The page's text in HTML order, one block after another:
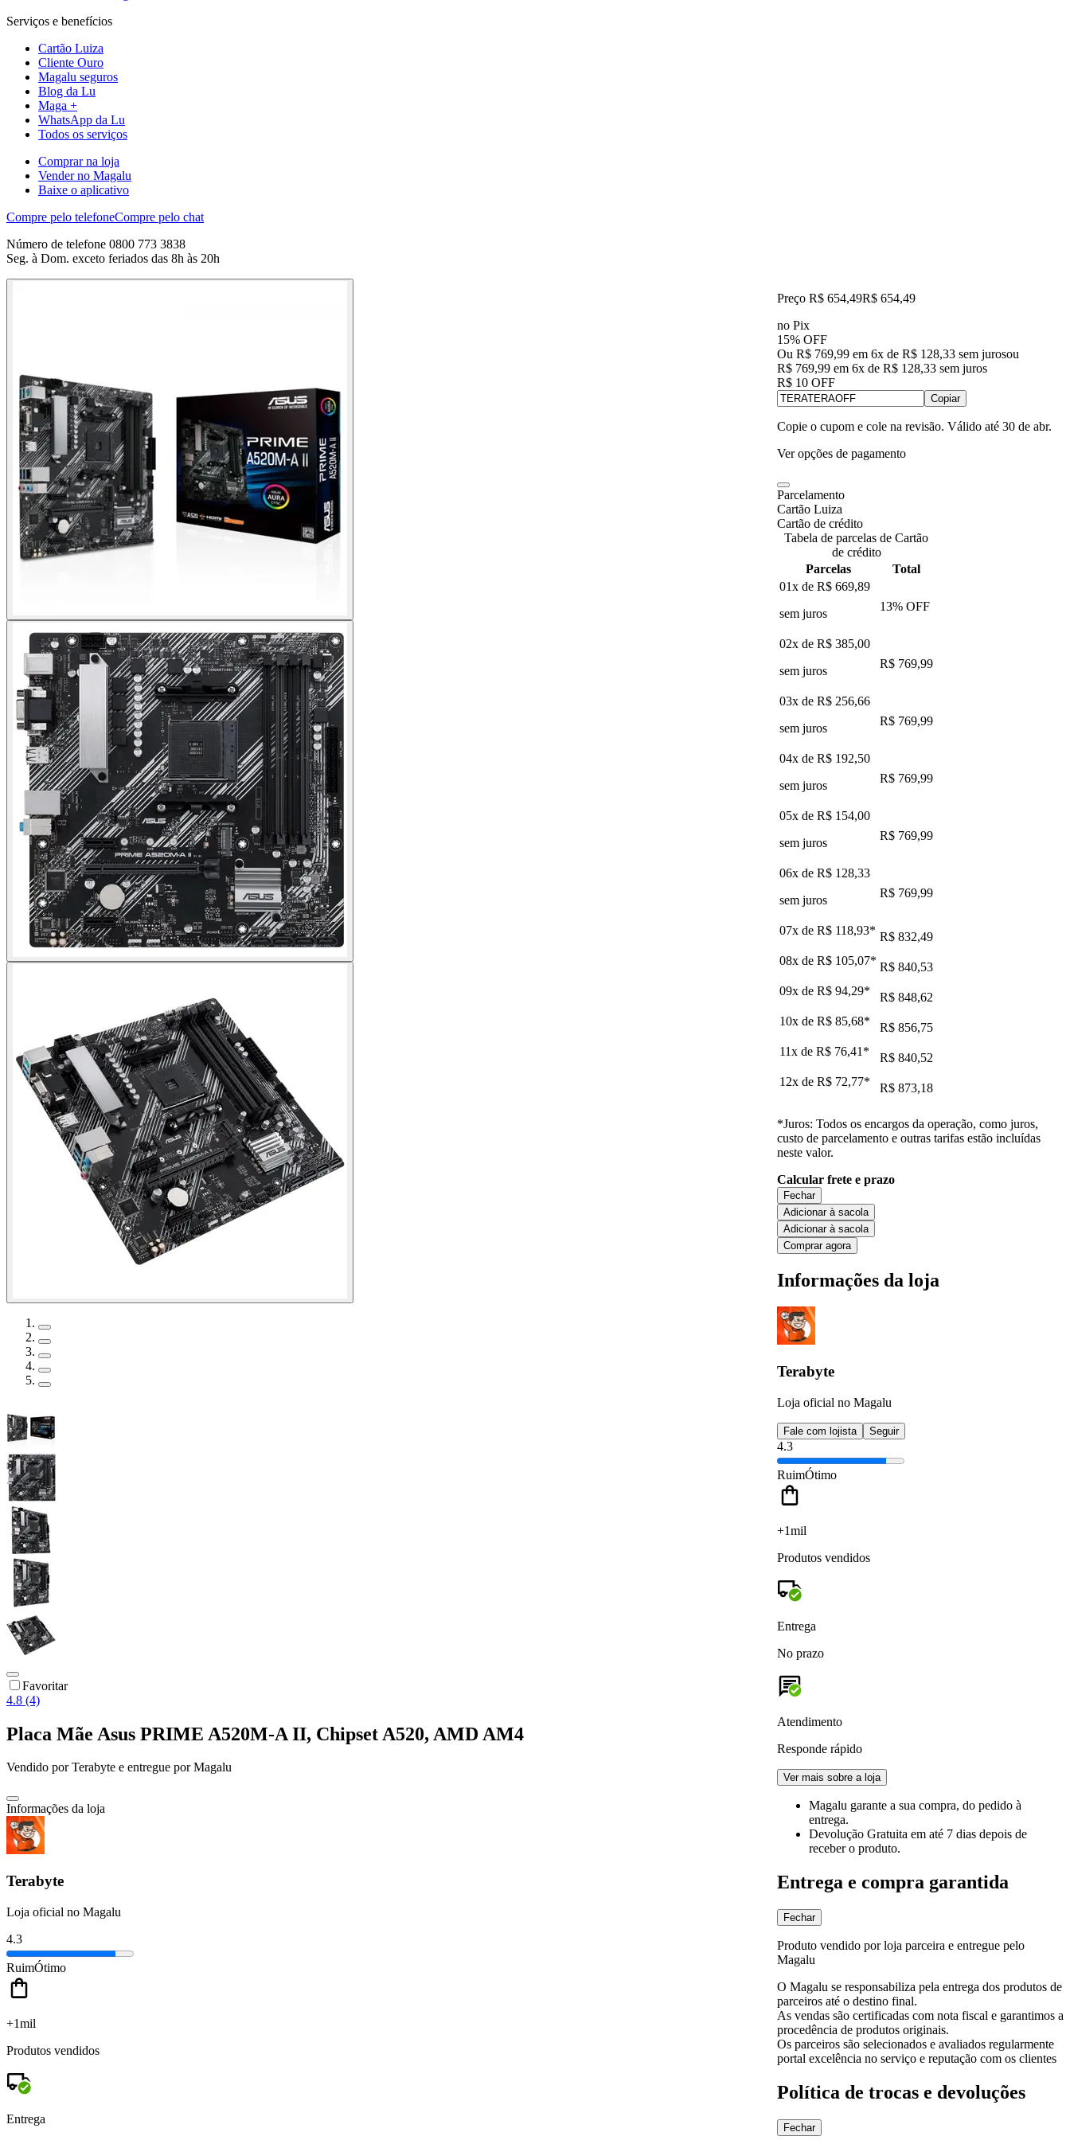
Serviços e benefícios
Cartão Luiza
Cliente Ouro
Magalu seguros
Blog da Lu
Maga +
WhatsApp da Lu
Todos os serviços
Comprar na loja
Vender no Magalu
Baixe o aplicativo
Compre pelo telefoneCompre pelo chat
Número de telefone 0800 773 3838
Seg. à Dom. exceto feriados das 8h às 20h
Favoritar
4.8 (4)
Placa Mãe Asus PRIME A520M-A II, Chipset A520, AMD AM4
Vendido porTerabyte e entregue por Magalu
Informações da loja
Terabyte
Loja oficial no Magalu
4.3
RuimÓtimo
+1mil
Produtos vendidos
Entrega
Preço R$ 654,49R$ 654,49
no Pix
15% OFF
Ou R$ 769,99 em 6x de R$ 128,33 sem jurosou
R$ 769,99 em 6x de R$ 128,33 sem juros
R$ 10 OFF
Copiar
Copie o cupom e cole na revisão. Válido até 30 de abr.
Ver opções de pagamento
Parcelamento
Cartão Luiza
Cartão de crédito
Tabela de parcelas de Cartão
de crédito
Parcelas
Total
01x de R$ 669,89
sem juros
13% OFF
02x de R$ 385,00
sem juros
R$ 769,99
03x de R$ 256,66
sem juros
R$ 769,99
04x de R$ 192,50
sem juros
R$ 769,99
05x de R$ 154,00
sem juros
R$ 769,99
06x de R$ 128,33
sem juros
R$ 769,99
07x de R$ 118,93* R$ 832,49
08x de R$ 105,07* R$ 840,53
09x de R$ 94,29*
R$ 848,62
10x de R$ 85,68*
R$ 856,75
11x de R$ 76,41 *
R$ 840,52
12x de R$ 72,77* R$ 873,18
*Juros: Todos os encargos da operação, como juros,
custo de parcelamento e outras tarifas estão incluídas
neste valor.
Calcular frete e prazo
Fechar
Adicionar à sacola
Adicionar à sacola
Comprar agora
Informações da loja
Terabyte
Loja oficial no Magalu
Fale com lojista Seguir
4.3
RuimÓtimo
+1mil
Produtos vendidos
Entrega
No prazo
Atendimento
Responde rápido
Ver mais sobre a loja
Magalu garante a sua compra, do pedido à
entrega.
Devolução Gratuita em até 7 dias depois de
receber o produto.
Entrega e compra garantida
Fechar
Produto vendido por loja parceira e entregue pelo
Magalu
O Magalu se responsabiliza pela entrega dos produtos de
parceiros até o destino final.
As vendas são certificadas com nota fiscal e garantimos a
procedência de produtos originais.
Os parceiros são selecionados e avaliados regularmente
portal excelência no serviço e reputação com os clientes
Política de trocas e devoluções
Fechar